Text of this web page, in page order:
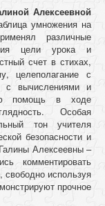
Алексеевной
умножения на
различные
цели урока и
счет в стихах,
целеполагание с
с вычислениями и
помощь в ходе
Особая
тон учителя
безопасности и
Алексеевны –
комментировать
используя
прочное